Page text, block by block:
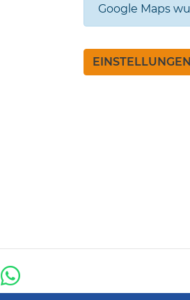
Google Maps